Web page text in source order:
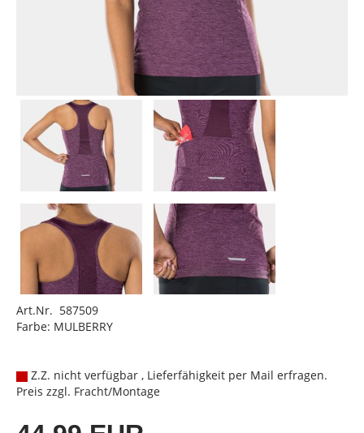
Art.Nr. 587509
Farbe: MULBERRY
Z.Z. nicht verfügbar , Lieferfähigkeit per Mail erfragen.
Preis zzgl. Fracht/Montage